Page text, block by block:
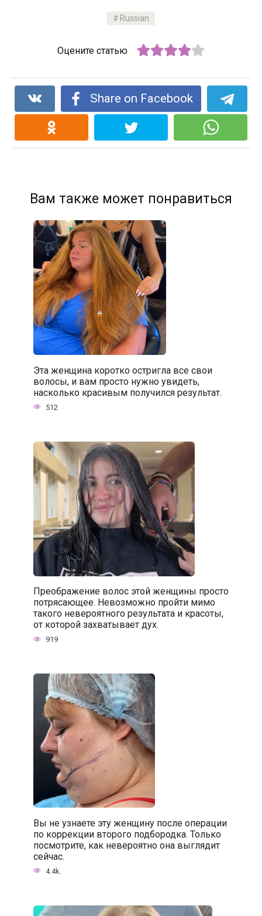
Russian
Оцените статью
Share on Facebook
Вам также может понравиться
Эта женщина коротко остригла все свои
волосы, и вам просто нужно увидеть,
насколько красивым получился результат.
512
Преображение волос этой женщины просто
потрясающее. Невозможно пройти мимо
такого невероятного результата и красоты,
от которой захватывает дух.
919
Вы не узнаете эту женщину после операции
по коррекции второго подбородка. Только
посмотрите, как невероятно она выглядит
сейчас.
4.4k.